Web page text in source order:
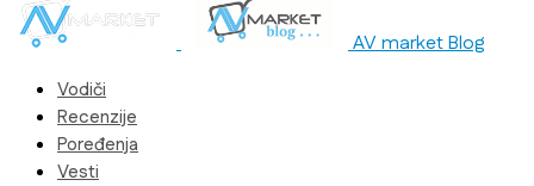
AV market Blog
Vodiči
Recenzije
Poređenja
Vesti